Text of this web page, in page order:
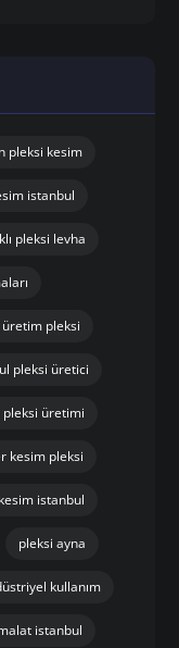
pleksi kesim
istanbul
pleksi levha
üretim pleksi
pleksi üretici
pleksi üretimi
kesim pleksi
istanbul
pleksi ayna
kullanım
istanbul